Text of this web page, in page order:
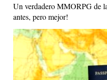
Un verdadero MMORPG de
antes, pero mejor!